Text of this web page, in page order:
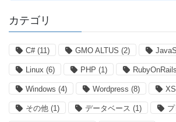
カテゴリ
C#(11) GMO ALTUS (2)
Linux (6) PHP (1) RubyOnRails
Windows (4) Wordpress (8)
その他 (1) データベース (1)